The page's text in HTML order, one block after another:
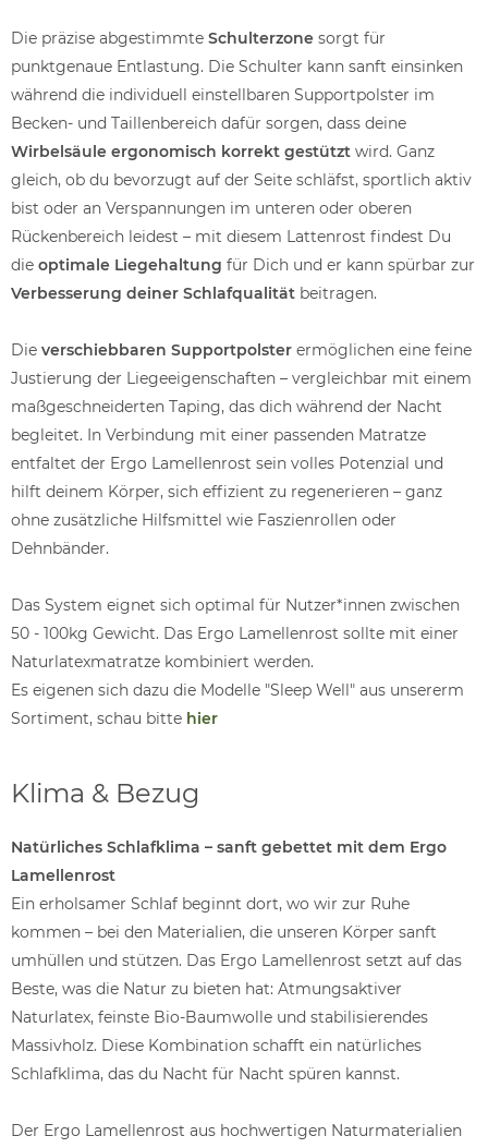
Die präzise abgestimmte Schulterzone sorgt für
punktgenaue Entlastung. Die Schulter kann sanft einsinken
während die individuell einstellbaren Supportpolster im
Becken- und Taillenbereich dafür sorgen, dass deine
Wirbelsäule ergonomisch korrekt gestützt wird. Ganz
gleich, ob du bevorzugt auf der Seite schläfst, sportlich aktiv
bist oder an Verspannungen im unteren oder oberen
Rückenbereich leidest – mit diesem Lattenrost findest Du
die optimale Liegehaltung für Dich und er kann spürbar zur
Verbesserung deiner Schlafqualität beitragen.
Die verschiebbaren Supportpolster ermöglichen eine feine
Justierung der Liegeeigenschaften – vergleichbar mit einem
maßgeschneiderten Taping, das dich während der Nacht
begleitet. In Verbindung mit einer passenden Matratze
entfaltet der Ergo Lamellenrost sein volles Potenzial und
hilft deinem Körper, sich effizient zu regenerieren – ganz
ohne zusätzliche Hilfsmittel wie Faszienrollen oder
Dehnbänder.
Das System eignet sich optimal für Nutzer*innen zwischen
50 - 100kg Gewicht. Das Ergo Lamellenrost sollte mit einer
Naturlatexmatratze kombiniert werden.
Es eigenen sich dazu die Modelle "Sleep Well" aus unsererm
Sortiment, schau bitte hier
Klima & Bezug
Natürliches Schlafklima – sanft gebettet mit dem Ergo
Lamellenrost
Ein erholsamer Schlaf beginnt dort, wo wir zur Ruhe
kommen – bei den Materialien, die unseren Körper sanft
umhüllen und stützen. Das Ergo Lamellenrost setzt auf das
Beste, was die Natur zu bieten hat: Atmungsaktiver
Naturlatex, feinste Bio-Baumwolle und stabilisierendes
Massivholz. Diese Kombination schafft ein natürliches
Schlafklima, das du Nacht für Nacht spüren kannst.
Der Ergo Lamellenrost aus hochwertigen Naturmaterialien